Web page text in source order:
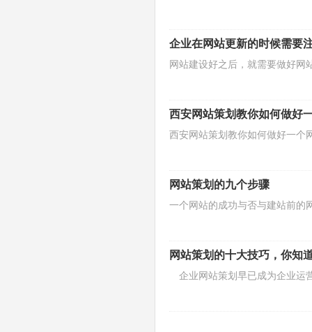
企业在网站更新的时候需要
网站建设好之后，就需要做好网
西安网站策划教你如何做好
西安网站策划教你如何做好一个
网站策划的九个步骤
一个网站的成功与否与建站前的
网站策划的十大技巧，你知
企业网站策划早已成为企业运